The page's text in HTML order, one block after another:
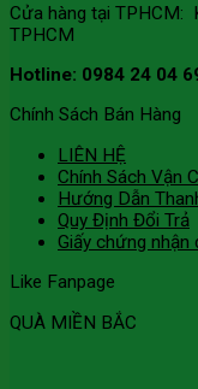
Cửa hàng tại TPHCM:
TPHCM
Hotline: 0984 24 04
Chính Sách Bán Hàng
LIÊN HỆ
Chính Sách Vận
Hướng Dẫn
Quy Định Đổi Trả
Giấy chứng nhận
Like Fanpage
QUÀ MIỀN BẮC